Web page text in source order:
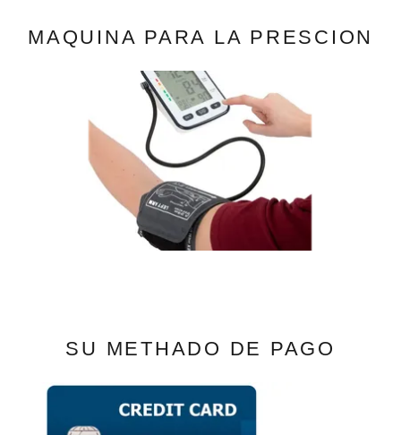
MAQUINA PARA LA PRESCION
SU METHADO DE PAGO